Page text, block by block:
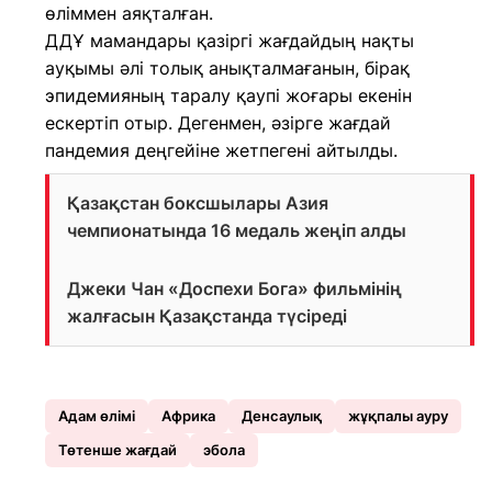
өліммен аяқталған.
ДДҰ мамандары қазіргі жағдайдың нақты
ауқымы әлі толық анықталмағанын, бірақ
эпидемияның таралу қаупі жоғары екенін
ескертіп отыр. Дегенмен, әзірге жағдай
пандемия деңгейіне жетпегені айтылды.
Қазақстан боксшылары Азия
чемпионатында 16 медаль жеңіп алды
Джеки Чан «Доспехи Бога» фильмінің
жалғасын Қазақстанда түсіреді
Адам өлімі Африка Денсаулық
жұқпалы ауру
Төтенше жағдай
эбола